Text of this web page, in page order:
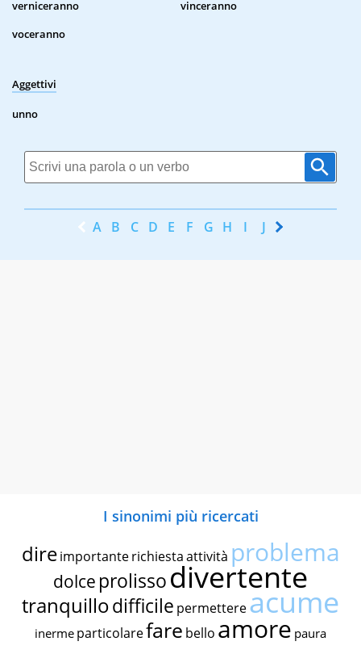
verniceranno
vinceranno
voceranno
Aggettivi
unno
A B C D E F G H I J K
I sinonimi più ricercati
dire importante richiestaattività problema
dolce prolissodivertente
tranquillodifficile permettereacume
inerme particolarefare bello amore paura